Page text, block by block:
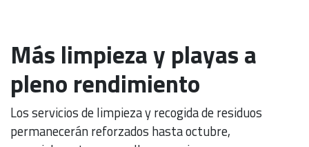
Más limpieza y playas a
pleno rendimiento
Los servicios de limpieza y recogida de residuos
permanecerán reforzados hasta octubre,